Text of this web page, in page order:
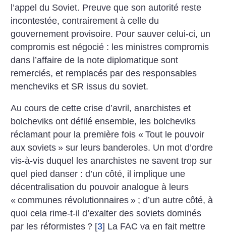
l’appel du Soviet. Preuve que son autorité reste
incontestée, contrairement à celle du
gouvernement provisoire. Pour sauver celui-ci, un
compromis est négocié : les ministres compromis
dans l’affaire de la note diplomatique sont
remerciés, et remplacés par des responsables
mencheviks et SR issus du soviet.
Au cours de cette crise d’avril, anarchistes et
bolcheviks ont défilé ensemble, les bolcheviks
réclamant pour la première fois « Tout le pouvoir
aux soviets » sur leurs banderoles. Un mot d’ordre
vis-à-vis duquel les anarchistes ne savent trop sur
quel pied danser : d’un côté, il implique une
décentralisation du pouvoir analogue à leurs
« communes révolutionnaires » ; d’un autre côté, à
quoi cela rime-t-il d’exalter des soviets dominés
par les réformistes ? [3] La FAC va en fait mettre